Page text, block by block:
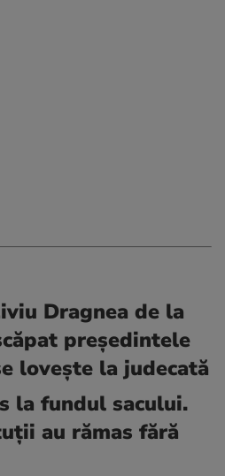
Dragnea de la
președintele
lovește la judecată
la fundul sacului.
au rămas fără